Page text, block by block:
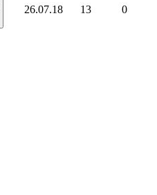
26.07.18 13 0